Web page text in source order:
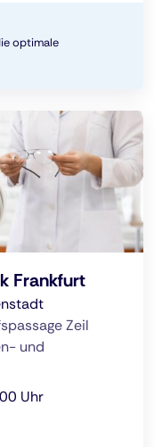
optimale
Frankfurt
Zeil
und
Uhr